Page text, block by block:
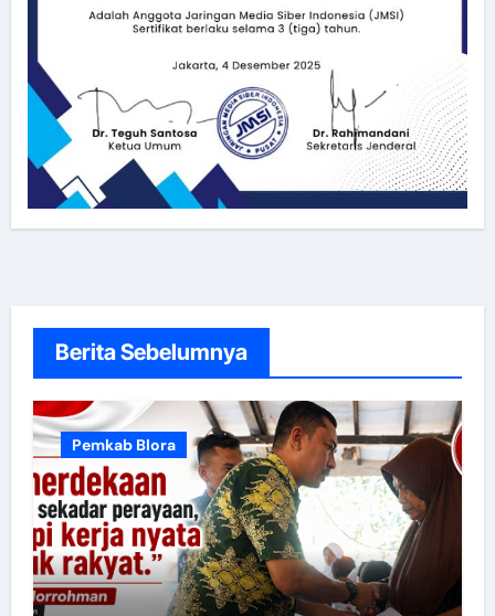
Berita Sebelumnya
Pemkab Blora